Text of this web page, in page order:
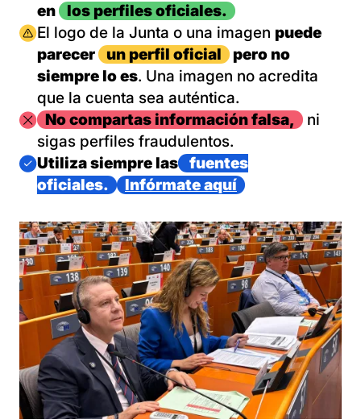
en
los perfiles oficiales.
Imagen
El logo de la Junta o una imagen puede
parecer
un perfil oficial
pero no
siempre lo es. Una imagen no acredita
que la cuenta sea auténtica.
ImagenNo compartas información falsa,
ni
sigas perfiles fraudulentos.
Imagen
Utiliza siempre las
fuentes
oficiales.
Infórmate aquí